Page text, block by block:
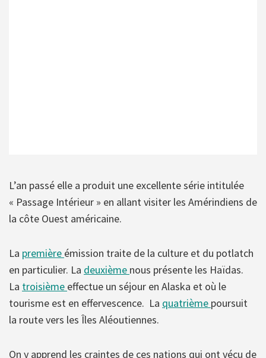
L’an passé elle a produit une excellente série intitulée
« Passage Intérieur » en allant visiter les Amérindiens de
la côte Ouest américaine.
La première émission traite de la culture et du potlatch
en particulier. La deuxième nous présente les Haïdas.
La troisième effectue un séjour en Alaska et où le
tourisme est en effervescence. La quatrième poursuit
la route vers les Îles Aléoutiennes.
On y apprend les craintes de ces nations qui ont vécu de